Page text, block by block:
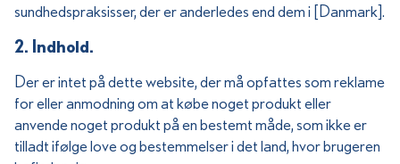
sundhedspraksisser, der er anderledes end dem i [Danmark].
2. Indhold.
Der er intet på dette website, der må opfattes som reklame
for eller anmodning om at købe noget produkt eller
anvende noget produkt på en bestemt måde, som ikke er
tilladt ifølge love og bestemmelser i det land, hvor brugeren